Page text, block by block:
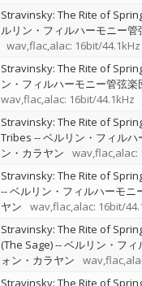
Stravinsky: The Rite of
ルリン・フィルハーモニー管
wav,flac,alac: 16bit/44.1kHz
Stravinsky: The Rite of
ン・フィルハーモニー管弦楽
wav,flac,alac: 16bit/44.1kHz
Stravinsky: The Rite of
Tribes --ベルリン・フィルハ
ン・カラヤン
wav,flac,alac:
Stravinsky: The Rite of
--ベルリン・フィルハーモニ
ヤン
wav,flac,alac: 16bit/
Stravinsky: The Rite of
(The Sage)--ベルリン・フィ
ォン・カラヤン
Stravinsky: The Rite of